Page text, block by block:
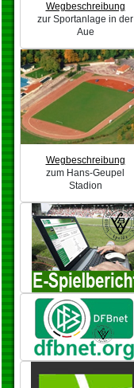
Wegbeschreibung
zur Sportanlage in der
Aue
Wegbeschreibung
zum Hans-Geupel
Stadion